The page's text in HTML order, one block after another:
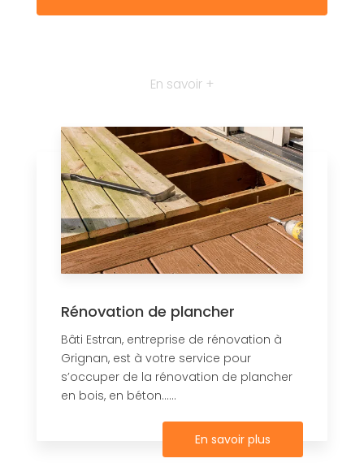
En savoir +
Rénovation de plancher
Bâti Estran, entreprise de rénovation à
Grignan, est à votre service pour
s’occuper de la rénovation de plancher
en bois, en béton......
En savoir plus